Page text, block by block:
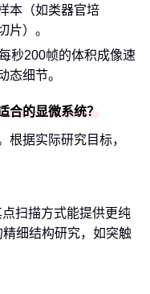
本（如类器官培
片）。
秒200帧的体积成像速
态细节。
合的显微系统？
根据实际研究目标，
扫描方式能提供更纯
细结构研究，如突触